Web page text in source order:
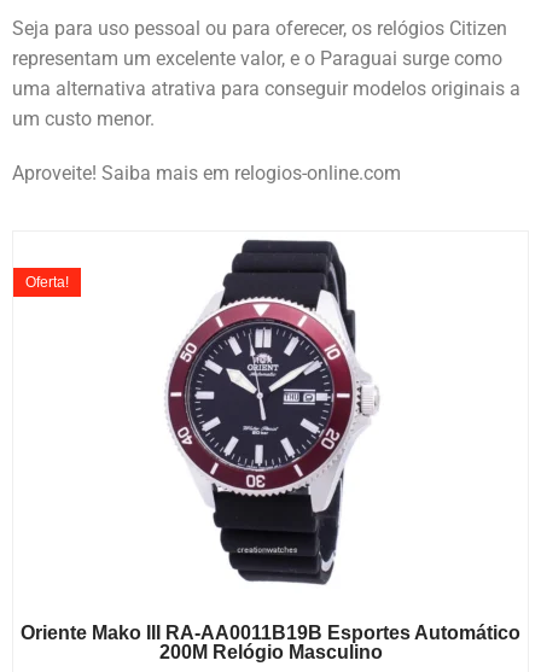
Seja para uso pessoal ou para oferecer, os relógios Citizen
representam um excelente valor, e o Paraguai surge como
uma alternativa atrativa para conseguir modelos originais a
um custo menor.
Aproveite! Saiba mais em relogios-online.com
Oriente Mako III RA-AA0011B19B Esportes Automático
200M Relógio Masculino
Oferta!